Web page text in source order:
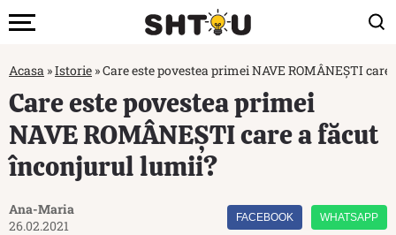
Acasa »Istorie »Care este povestea primei NAVE ROMÂNEȘTI
Care este povestea primei
NAVE ROMÂNEȘTI care a făcut
înconjurul lumii?
Ana-Maria
26.02.2021
FACEBOOK WHATSAPP